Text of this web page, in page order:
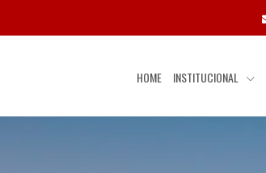
HOME INSTITUCIONAL